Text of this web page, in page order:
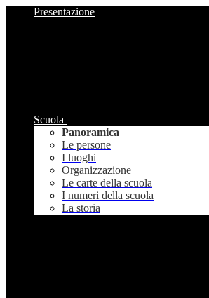
Presentazione
Scuola
Panoramica
Le persone
I luoghi
Organizzazione
Le carte della scuola
I numeri della scuola
La storia